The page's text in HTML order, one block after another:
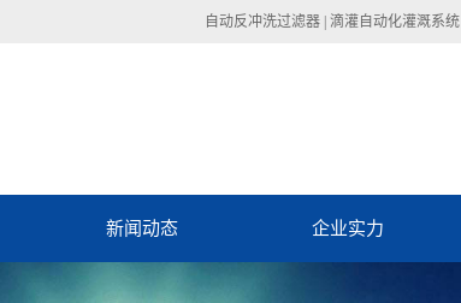
自动反冲洗过滤器 滴灌自动化灌溉系统
新闻动态 企业实力